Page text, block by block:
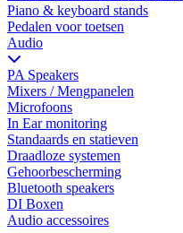
Piano & keyboard stands
Pedalen voor toetsen
Audio
PA Speakers
Mixers / Mengpanelen
Microfoons
In Ear monitoring
Standaards en statieven
Draadloze systemen
Gehoorbescherming
Bluetooth speakers
DI Boxen
Audio accessoires